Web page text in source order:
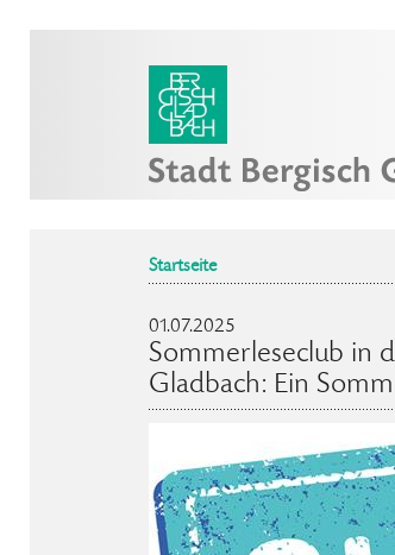
Startseite
01.07.2025
Sommerleseclub in
Gladbach: Ein